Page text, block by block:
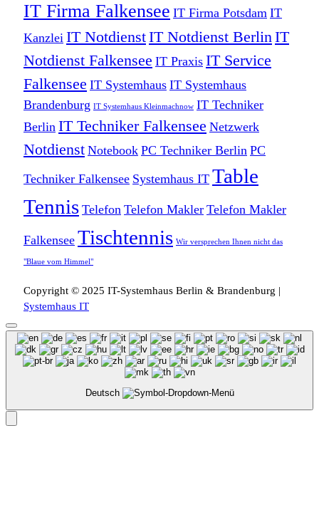
IT Firma Falkensee IT Firma Potsdam IT
Kanzlei IT NotdienstIT Notdienst BerlinIT
Notdienst Falkensee IT Praxis IT Service
Falkensee IT Systemhaus IT Systemhaus
Brandenburg IT Systemhaus Kleinmachnow IT Techniker
Berlin IT Techniker Falkensee Netzwerk
Notdienst Notebook PC Techniker Berlin PC
Techniker Falkensee Systemhaus IT Table
Tennis Telefon Telefon Makler Telefon Makler
Falkensee Tischtennis Wir versprechen Ihnen nicht das
"Blaue vom Himmel"
Copyright © 2025 IT-Systemhaus Berlin & Brandenburg |
Systemhaus IT
Deutsch